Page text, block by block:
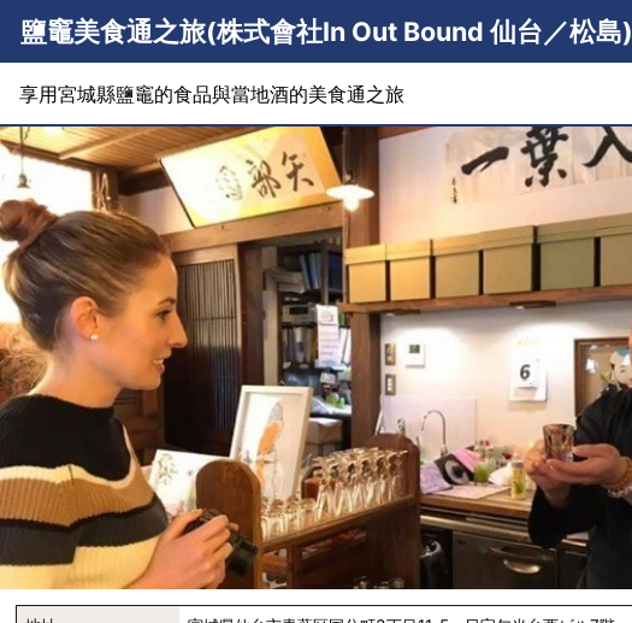
鹽竈美食通之旅(株式會社In Out Bound 仙台／松島)
享用宮城縣鹽竈的食品與當地酒的美食通之旅